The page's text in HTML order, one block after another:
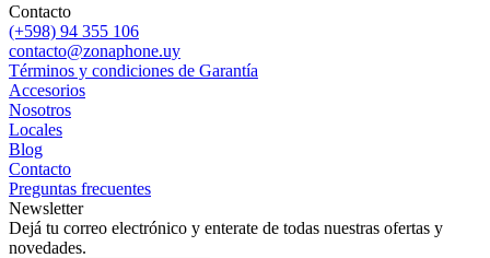
Contacto
(+598) 94 355 106
contacto@zonaphone.uy
Términos y condiciones de Garantía
Accesorios
Nosotros
Locales
Blog
Contacto
Preguntas frecuentes
Newsletter
Dejá tu correo electrónico y enterate de todas nuestras ofertas y
novedades.